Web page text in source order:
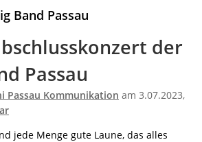
Band Passau
der
Passau
Passau Kommunikation am 3.07.2023,
jede Menge gute Laune, das alles